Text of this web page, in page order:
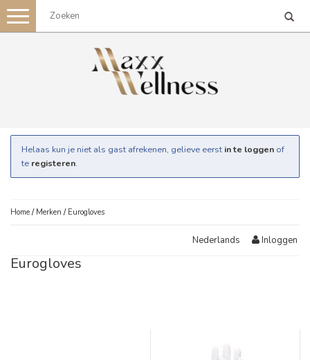
Toggle
navigation
Helaas kun je niet als gast afrekenen, gelieve eerst in te loggen of
te registeren.
Home / Merken / Eurogloves
Nederlands Inloggen
Eurogloves